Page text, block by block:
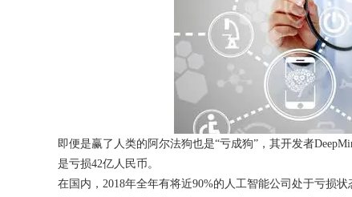
即便是赢了人类的阿尔法狗也是“亏成狗”，其开发者
是亏损42亿人民币。
在国内，2018年全年有将近90%的人工智能公司处于亏损